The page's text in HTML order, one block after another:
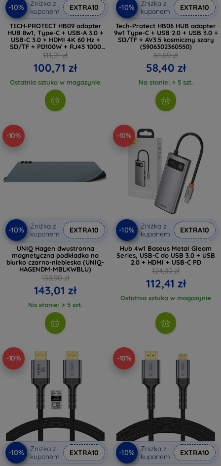
-10%
Zniżka z
kuponem
EXTRA10
TECH-PROTECT HB09 adapter
HUB 8w1, Type-C + USB-A 3.0 +
USB-C 3.0 + HDMI 4K 60 Hz +
SD/TF + PD100W + RJ45 1000
Mb/s, szary kosmiczny
(5906302340033)
111,91 zł
100,71 zł
Ostatnia sztuka w magazynie
-10%
Zniżka z
kuponem
EXTRA10
Tech-Protect HB06 HUB adapter
9w1 Type-C + USB 2.0 + USB 3.0 +
SD/TF + AV3.5 kosmiczny szary
(5906302360550)
64,89 zł
58,40 zł
Na stanie: > 5 szt.
-10%
-10%
Zniżka z
kuponem
EXTRA10
UNIQ Hagen dwustronna
magnetyczna podkładka na
biurko czarno-niebieska (UNIQ-
HAGENDM-MBLKWBLU)
158,90 zł
143,01 zł
Na stanie: > 5 szt.
-10%
-10%
Zniżka z
kuponem
EXTRA10
Hub 4w1 Baseus Metal Gleam
Series, USB-C do USB 3.0 + USB
2.0 + HDMI + USB-C PD
124,89 zł
112,41 zł
Ostatnia sztuka w magazynie
-10%
-10%
Zniżka z
kuponem
EXTRA10
-10%
-10%
Zniżka z
kuponem
EXTRA10